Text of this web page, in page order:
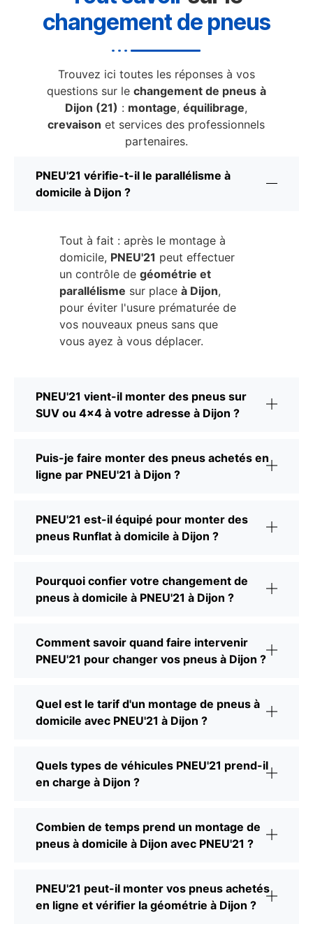
changement de pneus
Trouvez ici toutes les réponses à vos
questions sur le changement de pneus à
Dijon (21) : montage,équilibrage,
crevaison et services des professionnels
partenaires.
PNEU'21 vérifie-t-il le parallélisme à
domicile à Dijon ?
Tout à fait : après le montage à
domicile, PNEU'21 peut effectuer
un contrôle de géométrie et
parallélisme sur place à Dijon,
pour éviter l'usure prématurée de
vos nouveaux pneus sans que
vous ayez à vous déplacer.
PNEU'21 vient-il monter des pneus sur
SUV ou 4x4 à votre adresse à Dijon ?
Puis-je faire monter des pneus achetés en
ligne par PNEU'21 à Dijon ?
PNEU'21 est-il équipé pour monter des
pneus Runflat à domicile à Dijon ?
Pourquoi confier votre changement de
pneus à domicile à PNEU'21 à Dijon ?
Comment savoir quand faire intervenir
PNEU'21 pour changer vos pneus à Dijon ?
Quel est le tarif d'un montage de pneus à
domicile avec PNEU'21 à Dijon ?
Quels types de véhicules PNEU'21 prend-il
en charge à Dijon ?
Combien de temps prend un montage de
pneus à domicile à Dijon avec PNEU'21 ?
PNEU'21 peut-il monter vos pneus achetés
en ligne et vérifier la géométrie à Dijon ?